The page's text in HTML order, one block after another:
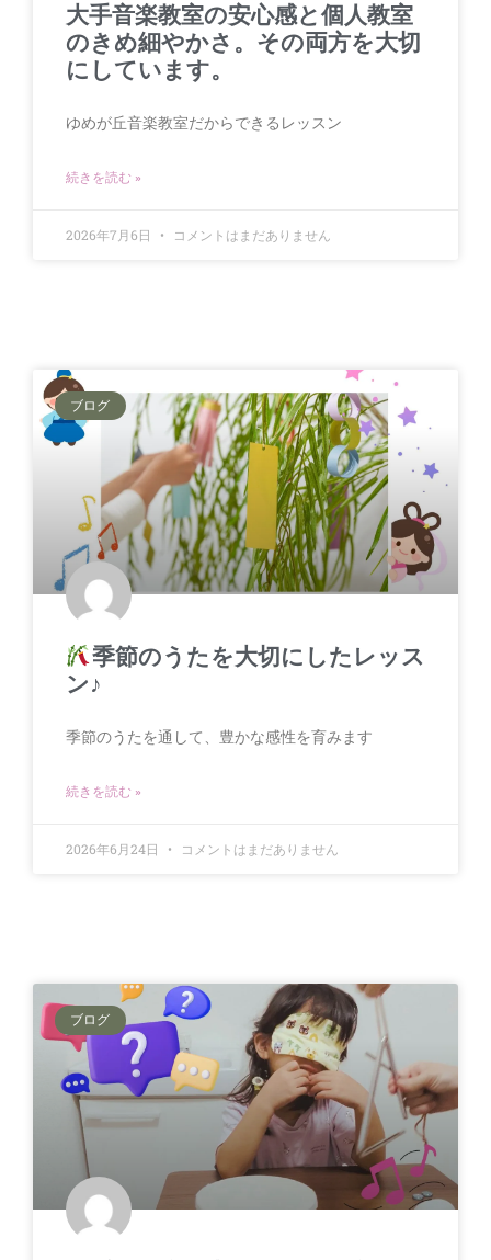
大手音楽教室の安心感と個人教室
のきめ細やかさ。その両方を大切
にしています。
ゆめが丘音楽教室だからできるレッスン
続きを読む »
2026年7月6日 コメントはまだありません
ブログ
季節のうたを大切にしたレッス
ン♪
季節のうたを通して、豊かな感性を育みます
続きを読む »
2026年6月24日 コメントはまだありません
ブログ